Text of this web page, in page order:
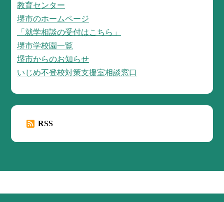
教育センター
堺市のホームページ
「就学相談の受付はこちら」
堺市学校園一覧
堺市からのお知らせ
いじめ不登校対策支援室相談窓口
RSS